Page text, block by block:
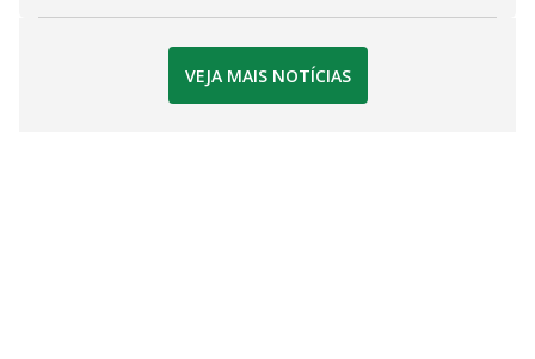
VEJA MAIS NOTÍCIAS